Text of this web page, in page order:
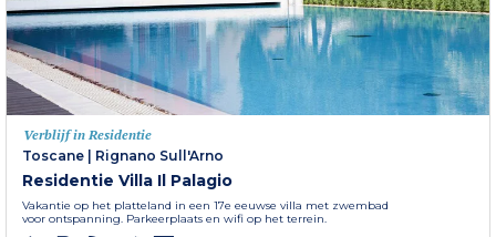
Verblijf in Residentie
Toscane | Rignano Sull'Arno
Residentie Villa Il Palagio
Vakantie op het platteland in een 17e eeuwse villa met zwembad
voor ontspanning. Parkeerplaats en wifi op het terrein.